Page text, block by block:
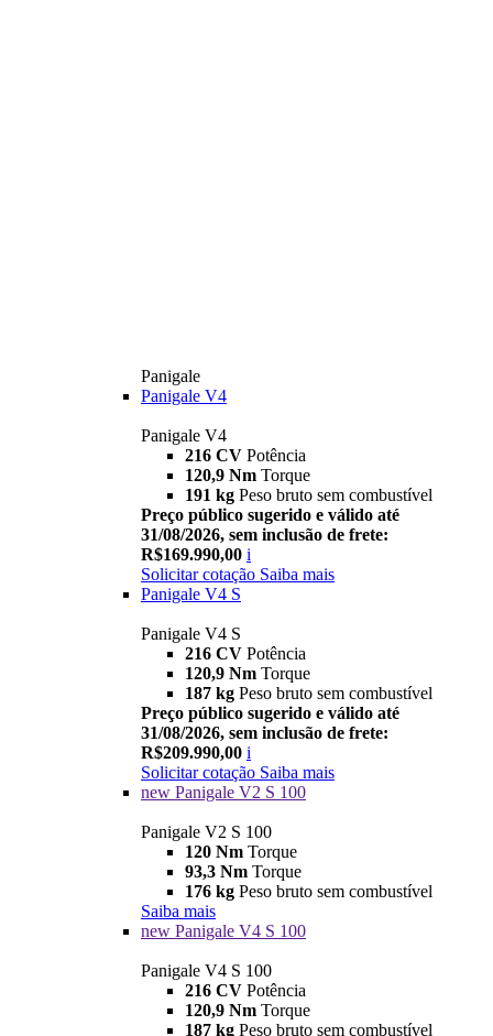
Panigale
Panigale V4
Panigale V4
216 CV Potência
120,9 Nm Torque
191 kg Peso bruto sem combustível
Preço público sugerido e válido até
31/08/2026, sem inclusão de frete:
R$169.990,00 i
Solicitar cotação Saiba mais
Panigale V4 S
Panigale V4 S
216 CV Potência
120,9 Nm Torque
187 kg Peso bruto sem combustível
Preço público sugerido e válido até
31/08/2026, sem inclusão de frete:
R$209.990,00 i
Solicitar cotação Saiba mais
new Panigale V2 S 100
Panigale V2 S 100
120 Nm Torque
93,3 Nm Torque
176 kg Peso bruto sem combustível
Saiba mais
new Panigale V4 S 100
Panigale V4 S 100
216 CV Potência
120,9 Nm Torque
187 kg Peso bruto sem combustível